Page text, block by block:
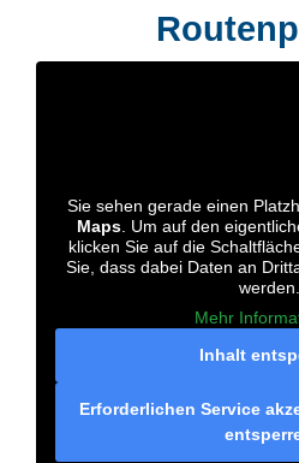
Sie sehen gerade einen
Maps . Um auf den
klicken Sie auf die
Sie, dass dabei Daten an
werden.
Mehr
Inhalt
Erforderlichen Service